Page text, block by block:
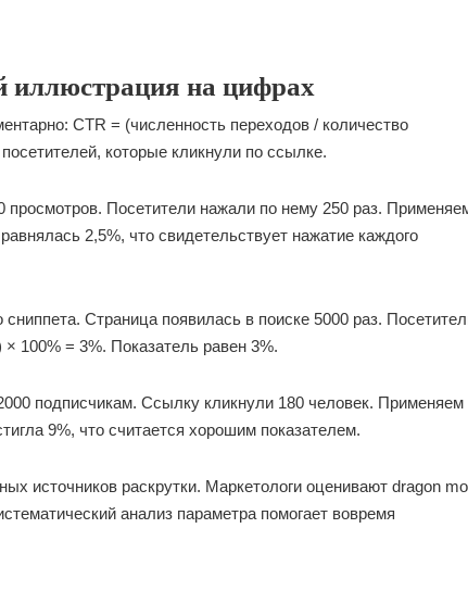
иллюстрация на цифрах
CTR = (численность переходов / количество
которые кликнули по ссылке.
Посетители нажали по нему 250 раз.
2,5%, что свидетельствует нажатие каждого
Страница появилась в поиске 5000 раз.
100% = 3%. Показатель равен 3%.
подписчикам. Ссылку кликнули 180 человек. Применяем
9%, что считается хорошим показателем.
источников раскрутки. Маркетологи оценивают dragon
анализ параметра помогает вовремя